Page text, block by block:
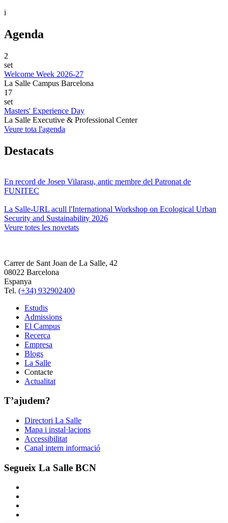
i
Agenda
2
set
Welcome Week 2026-27
La Salle Campus Barcelona
17
set
Masters' Experience Day
La Salle Executive & Professional Center
Veure tota l'agenda
Destacats
En record de Josep Vilarasu, antic membre del Patronat de
FUNITEC
La Salle-URL acull l'International Workshop on Ecological Urban
Security and Sustainability 2026
Veure totes les novetats
Carrer de Sant Joan de La Salle, 42
08022 Barcelona
Espanya
Tel. (+34) 932902400
Estudis
Admissions
El Campus
Recerca
Empresa
Blogs
La Salle
Contacte
Actualitat
T’ajudem?
Directori La Salle
Mapa i instal·lacions
Accessibilitat
Canal intern informació
Segueix La Salle BCN